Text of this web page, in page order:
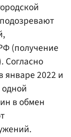
(получение
Согласно
январе 2022 и
одной
в обмен